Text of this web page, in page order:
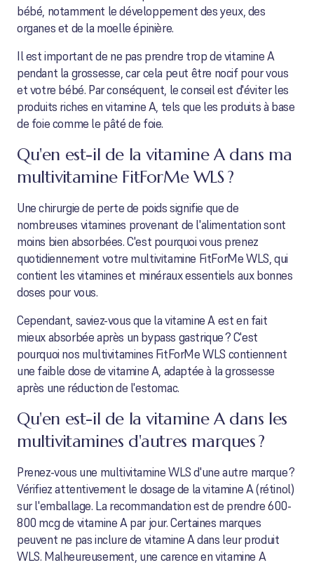
bébé, notamment le développement des yeux, des
organes et de la moelle épinière.
Il est important de ne pas prendre trop de vitamine A
pendant la grossesse, car cela peut être nocif pour vous
et votre bébé. Par conséquent, le conseil est d'éviter les
produits riches en vitamine A, tels que les produits à base
de foie comme le pâté de foie.
Qu'en est-il de la vitamine A dans ma
multivitamine FitForMe WLS ?
Une chirurgie de perte de poids signifie que de
nombreuses vitamines provenant de l'alimentation sont
moins bien absorbées. C'est pourquoi vous prenez
quotidiennement votre multivitamine FitForMe WLS, qui
contient les vitamines et minéraux essentiels aux bonnes
doses pour vous.
Cependant, saviez-vous que la vitamine A est en fait
mieux absorbée après un bypass gastrique ? C'est
pourquoi nos multivitamines FitForMe WLS contiennent
une faible dose de vitamine A, adaptée à la grossesse
après une réduction de l'estomac.
Qu'en est-il de la vitamine A dans les
multivitamines d'autres marques ?
Prenez-vous une multivitamine WLS d'une autre marque ?
Vérifiez attentivement le dosage de la vitamine A (rétinol)
sur l'emballage. La recommandation est de prendre 600-
800 mcg de vitamine A par jour. Certaines marques
peuvent ne pas inclure de vitamine A dans leur produit
WLS. Malheureusement, une carence en vitamine A